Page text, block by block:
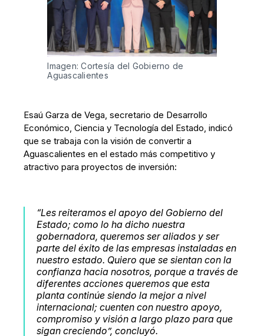
Imagen: Cortesía del Gobierno de
Aguascalientes
Esaú Garza de Vega, secretario de Desarrollo
Económico, Ciencia y Tecnología del Estado, indicó
que se trabaja con la visión de convertir a
Aguascalientes en el estado más competitivo y
atractivo para proyectos de inversión:
“Les reiteramos el apoyo del Gobierno del
Estado; como lo ha dicho nuestra
gobernadora, queremos ser aliados y ser
parte del éxito de las empresas instaladas en
nuestro estado. Quiero que se sientan con la
confianza hacia nosotros, porque a través de
diferentes acciones queremos que esta
planta continúe siendo la mejor a nivel
internacional; cuenten con nuestro apoyo,
compromiso y visión a largo plazo para que
sigan creciendo”, concluyó.